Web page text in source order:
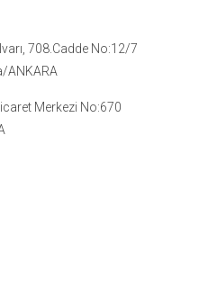
708.Cadde No:12/7
ANKARA
Merkezi No:670